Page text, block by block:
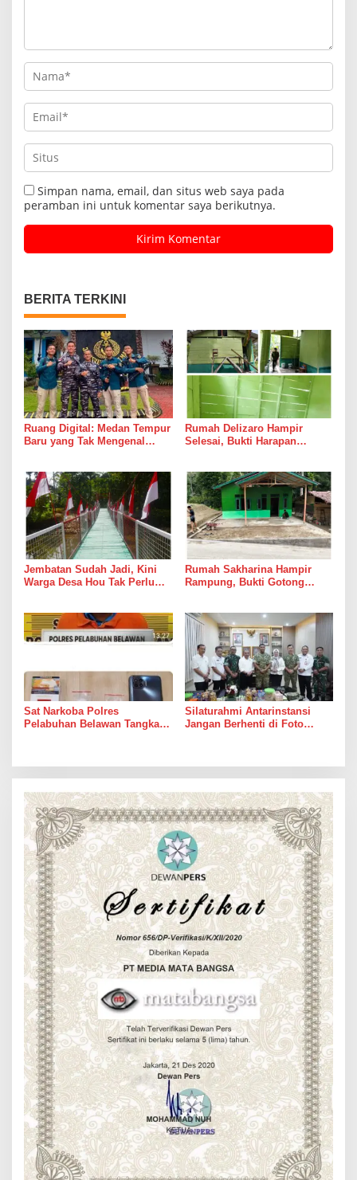
Simpan nama, email, dan situs web saya pada
peramban ini untuk komentar saya berikutnya.
BERITA TERKINI
Ruang Digital: Medan Tempur
Baru yang Tak Mengenal
Rumah Delizaro Hampir
Selesai, Bukti Harapan
Jembatan Sudah Jadi, Kini
Warga Desa Hou Tak Perlu
Rumah Sakharina Hampir
Rampung, Bukti Gotong
Sat Narkoba Polres
Pelabuhan Belawan Tangkap
Silaturahmi Antarinstansi
Jangan Berhenti di Foto